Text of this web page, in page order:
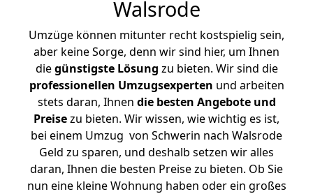
Walsrode
Umzüge können mitunter recht kostspielig sein,
aber keine Sorge, denn wir sind hier, um Ihnen
diegünstigste Lösung zu bieten. Wir sind die
professionellen Umzugsexperten und arbeiten
stets daran, Ihnen die besten Angebote und
Preisezu bieten. Wir wissen, wie wichtig es ist,
bei einem Umzug von Schwerin nach Walsrode
Geld zu sparen, und deshalb setzen wir alles
daran, Ihnen die besten Preise zu bieten. Ob Sie
nun eine kleine Wohnung haben oder ein großes